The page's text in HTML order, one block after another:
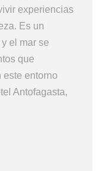
experiencias
Es un
el mar se
que
este entorno
Antofagasta,